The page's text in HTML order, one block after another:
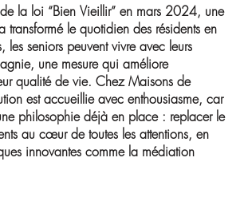
la loi “Bien Vieillir” en mars 2024, une
transformé le quotidien des résidents en
les seniors peuvent vivre avec leurs
une mesure qui améliore
qualité de vie. Chez Maisons de
est accueillie avec enthousiasme, car
philosophie déjà en place : replacer le
au cœur de toutes les attentions, en
innovantes comme la médiation